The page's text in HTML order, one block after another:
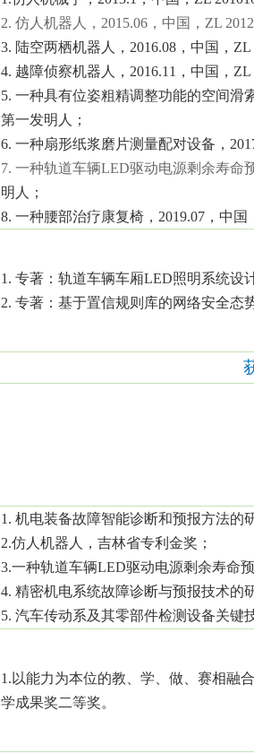
2. 仿人机器人， 2015.06，中国， ZL
3. 陆空两栖机器人， 2016.08，中国， ZL
4. 越障侦察机器人， 2016.11 ，中国， ZL
5. 一种具有位姿粗精调整功能的空间滑
第一发明人；
6. 一种扇形纸浆磨片测量配对设备，
7. 一种轨道车辆LED驱动电源剩余寿命
明人；
8. 一种腰部治疗康复椅， 2019.07，中国
1. 专著：轨道车辆车厢LED照明系统设
2. 专著：基于置信规则库的网络安全态
1. 机电装备故障智能诊断和预报方法的
2.仿人机器人，吉林省专利金奖；
3.一种轨道车辆LED驱动电源剩余寿命
4. 精密机电系统故障诊断与预报技术的
5. 汽车传动系及其零部件检测设备关键
1. 以能力为本位的教、学、做、赛相融
学成果奖二等奖。